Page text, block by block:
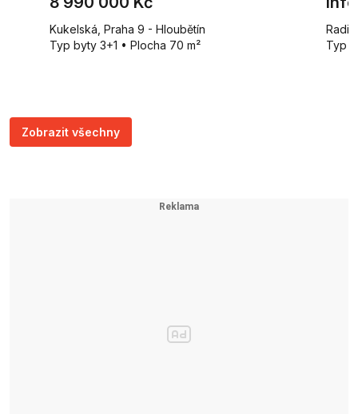
Kukelská, Praha 9 - Hloubětín
Typ byty 3+1 • Plocha 70 m²
Typ
Zobrazit všechny